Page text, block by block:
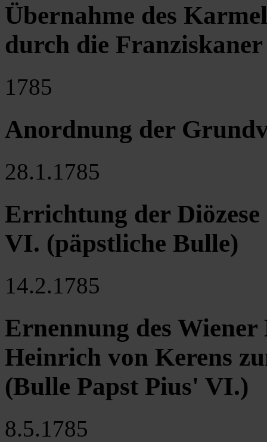
Übernahme des
durch die Franziskaner
1785
Anordnung der
28.1.1785
Errichtung der
VI. (päpstliche Bulle)
14.2.1785
Ernennung des
Heinrich von Kerens
(Bulle Papst Pius' VI.)
8.5.1785